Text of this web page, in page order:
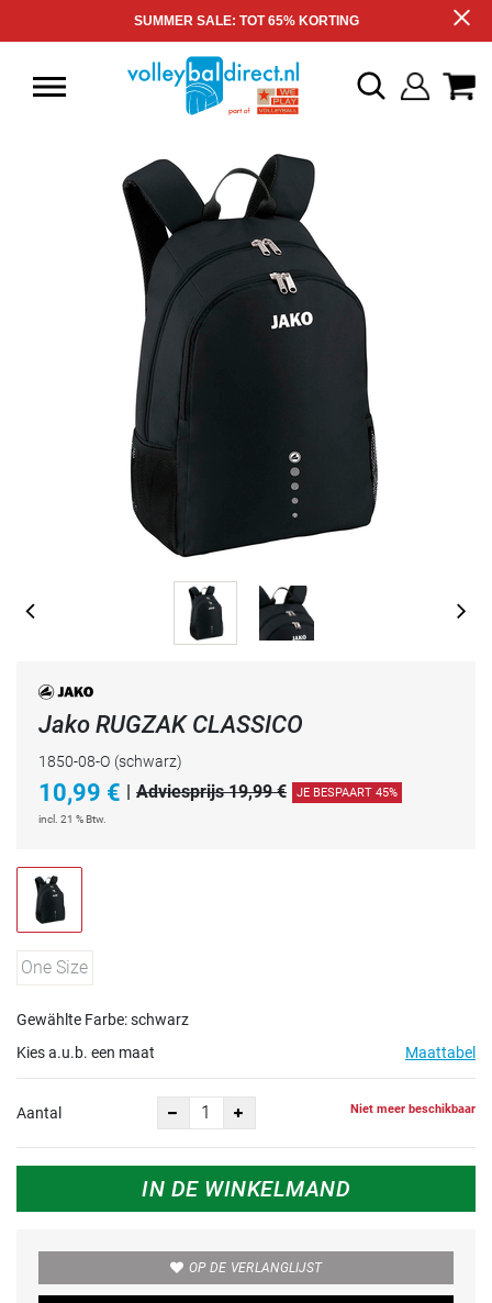
SUMMER SALE: TOT 65% KORTING
Jako RUGZAK CLASSICO
1850-08-O (schwarz)
10,99 € Adviesprijs 19,99 € JE BESPAART 45%
incl. 21 % Btw.
One Size
Gewählte Farbe: schwarz
Kies a.u.b. een maat
Maattabel
Aantal Niet meer beschikbaar
IN DE WINKELMAND
OP DE VERLANGLIJST